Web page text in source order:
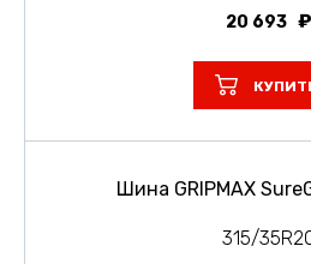
20 693
Шина GRIPMAX
315/